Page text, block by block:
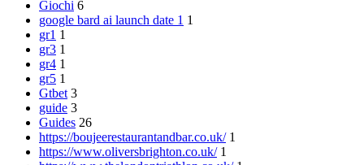
Giochi 6
google bard ai launch date 1 1
gr1 1
gr3 1
gr4 1
gr5 1
Gtbet 3
guide 3
Guides 26
https://boujeerestaurantandbar.co.uk/ 1
https://www.oliversbrighton.co.uk/ 1